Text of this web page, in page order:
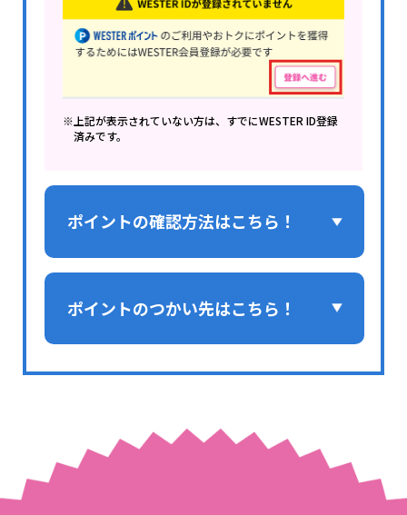
※上記が表示されていない方は、すでにWESTER ID登録
済みです。
ポイントの確認方法はこちら！
ポイントのつかい先はこちら！